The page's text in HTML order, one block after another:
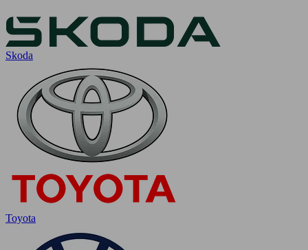
Skoda
Toyota